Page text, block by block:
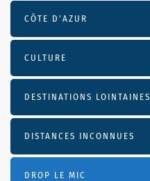
CÔTE D’AZUR
CULTURE
DESTINATIONS LOINTAINES
DISTANCES INCONNUES
DROP LE MIC